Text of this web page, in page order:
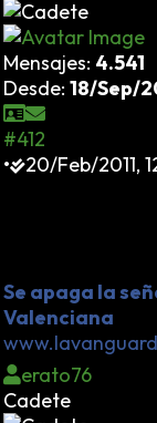
Mensajes: 4.541
Desde: 18/Sep/
#412
•
20/Feb/2011,
Se apaga la
Valenciana
erato76
Cadete